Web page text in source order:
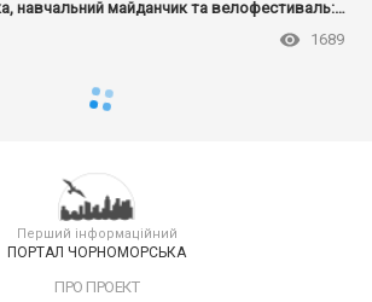
Власна велопарковка, навчальний майданчик та велофестиваль: школи Чорноморська запрошують до участі у конкурсі
1689
Перший інформаційний
ПОРТАЛ ЧОРНОМОРСЬКА
ПРО ПРОЕКТ